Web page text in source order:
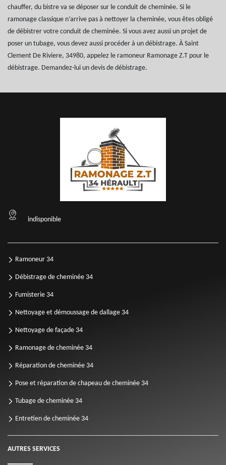
chauffer, du bistre va se déposer sur le conduit de cheminée. Si le
ramonage classique n’arrive pas à nettoyer la cheminée, vous êtes obligé
de débistrer votre conduit de cheminée. Si vous avez aussi un projet de
poser un tubage, vous devez aussi procéder à un débistrage. À Saint
Clement De Riviere, 34980, appelez le ramoneur Ramonage Z.T pour le
débistrage. Demandez-lui un devis de débistrage.
indisponible
Ramoneur 34
Débistrage de cheminée 34
Fumisterie 34
Nettoyage et démoussage de dallage 34
Nettoyage de façade 34
Ramonage de cheminée 34
Réparation de cheminée 34
Pose et réparation de chapeau de cheminée 34
Tubage de cheminée 34
Entretien de cheminée 34
AUTRES SERVICES